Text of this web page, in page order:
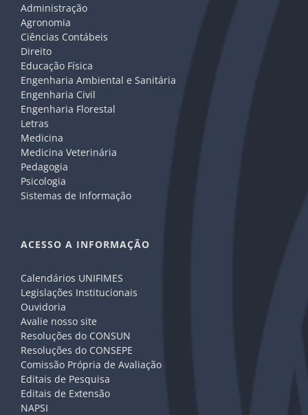
Administração
Agronomia
Ciências Contábeis
Direito
Educação Física
Engenharia Ambiental e Sanitária
Engenharia Civil
Engenharia Florestal
Letras
Medicina
Medicina Veterinária
Pedagogia
Psicologia
Sistemas de Informação
ACESSO A INFORMAÇÃO
Calendários UNIFIMES
Legislações Institucionais
Ouvidoria
Avalie nosso site
Resoluções do CONSUN
Resoluções do CONSEPE
Comissão Própria de Avaliação
Editais de Pesquisa
Editais de Extensão
NAPSI